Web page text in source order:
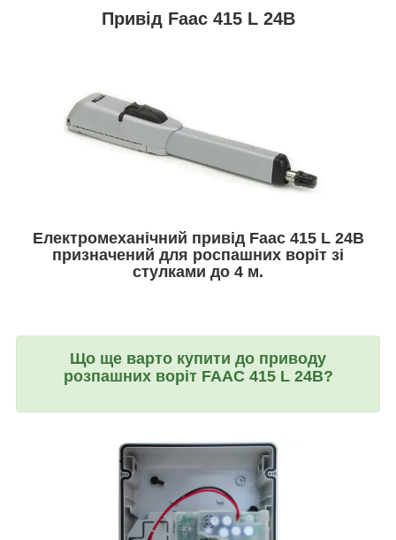
Привід Faac 415 L 24В
Електромеханічний привід Faac 415 L 24В
призначений для роспашних воріт зі
стулками до 4 м.
Що ще варто купити до приводу
розпашних воріт FAAC 415 L 24В?